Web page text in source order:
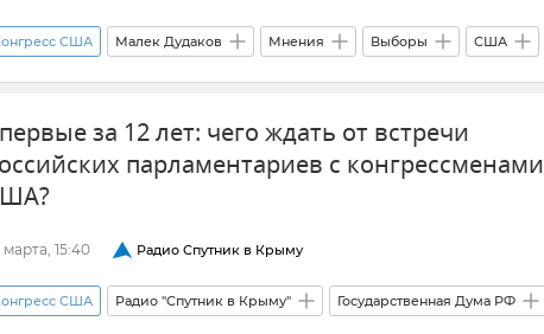
США Малек Дудаков Мнения Выборы США
Трамп
за 12 лет: чего ждать от встречи
парламентариев с конгрессменами
марта, 15:40 Радио Спутник в Крыму
США Радио "Спутник в Крыму" Государственная Дума РФ